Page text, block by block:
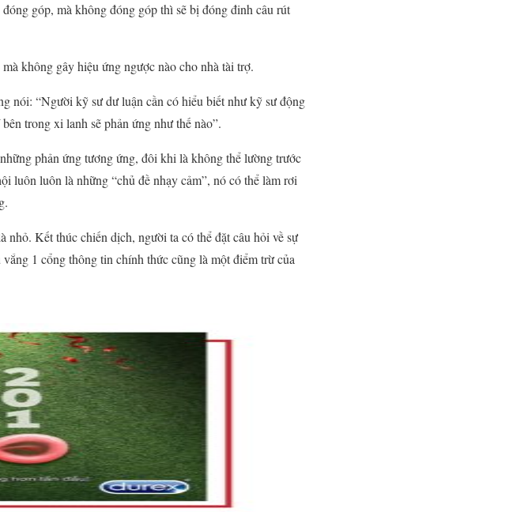
góp, mà không đóng góp thì sẽ bị đóng đinh câu rút
không gây hiệu ứng ngược nào cho nhà tài trợ.
nói: “Người kỹ sư dư luận cần có hiểu biết như kỹ sư động
trong xi lanh sẽ phản ứng như thế nào”.
phản ứng tương ứng, đôi khi là không thể lường trước
luôn luôn là những “chủ đề nhạy cảm”, nó có thể làm rơi
Kết thúc chiến dịch, người ta có thể đặt câu hỏi về sự
1 cổng thông tin chính thức cũng là một điểm trừ của